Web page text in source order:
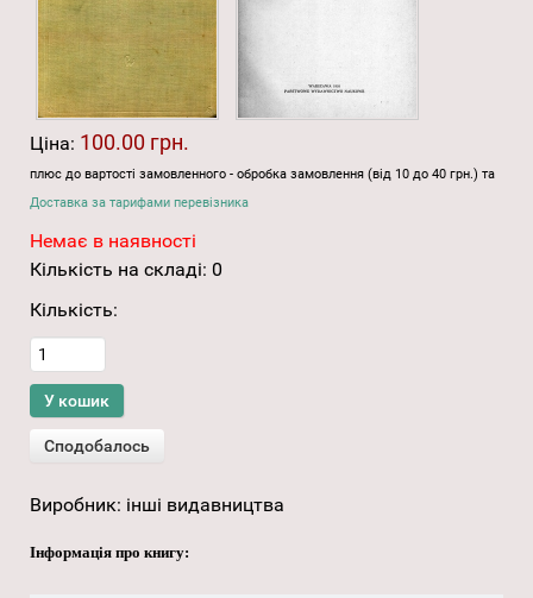
Ціна: 100.00 грн.
плюс до вартості замовленного - обробка замовлення (від 10 до 40 грн.) та
Доставка за тарифами перевізника
Немає в наявності
Кількість на складі: 0
Кількість:
Виробник: інші видавництва
Інформація про книгу: